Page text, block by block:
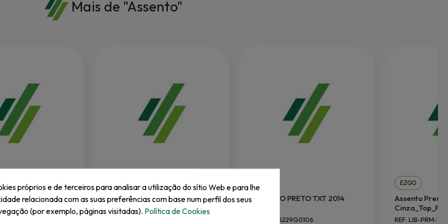
Mais de "Assento"
Encosto, Bege
BASE DE ASSENTO DE MADEIRA
RXV 2016
EZGO
ENCOSTO PRETO TXT 2014
REF: EZ625229G0106
EZGO
Assento Premium
Cinza_Top_Fold...
REF: LIB-PRM-TRM-
próprios e de terceiros para analisar a utilização do sítio Web e para lhe
relacionada com as suas preferências com base num perfil dos seus
(por exemplo, páginas visitadas). Política de Cookies